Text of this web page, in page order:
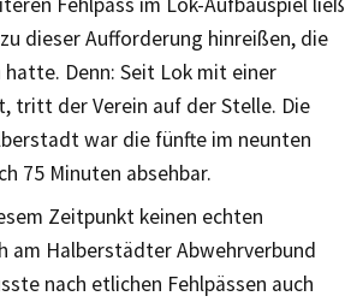
dieser Aufforderung hinreißen, die
hatte. Denn: Seit Lok mit einer
tritt der Verein auf der Stelle. Die
war die fünfte im neunten
75 Minuten absehbar.
Zeitpunkt keinen echten
am Halberstädter Abwehrverbund
nach etlichen Fehlpässen auch